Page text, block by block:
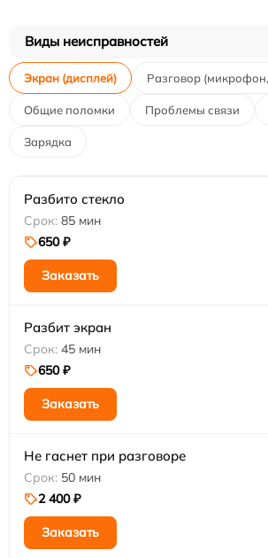
Виды неисправностей
Экран (дисплей) Разговор
Общие поломки Проблемы связи
Зарядка
Разбито стекло
85 мин
650 ₽
Заказать
Разбит экран
45 мин
650 ₽
Заказать
Не гаснет при разговоре
50 мин
2 400 ₽
Заказать